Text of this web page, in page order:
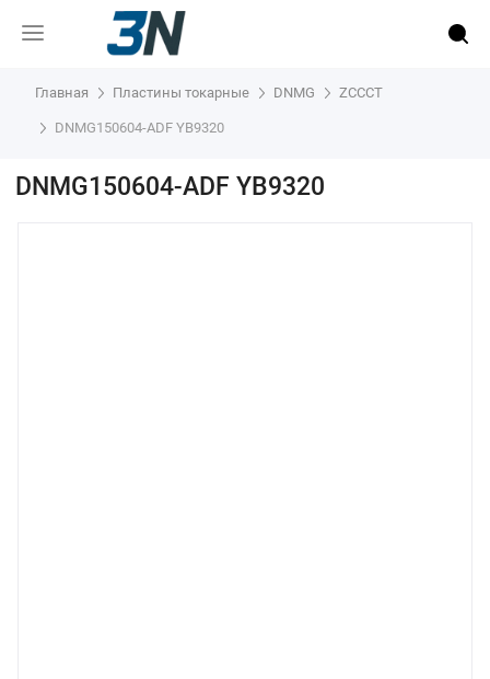
Главная Пластины токарные DNMG ZCCCT
DNMG150604-ADF YB9320
DNMG150604-ADF YB9320